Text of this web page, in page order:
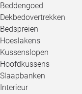
Beddengoed
Dekbedovertrekken
Bedspreien
Hoeslakens
Kussenslopen
Hoofdkussens
Slaapbanken
Interieur